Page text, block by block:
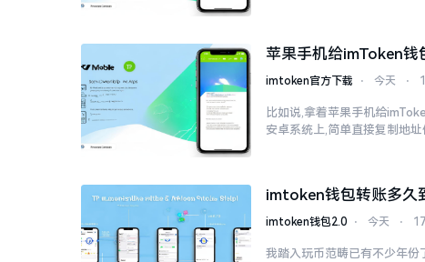
苹果手机给imToken
imtoken官方下载 ⋅ 今天 ⋅
比如说,拿着苹果手机给
安卓系统上,简单直接复制地
imtoken钱包转账多久
imtoken钱包2.0 ⋅ 今天 ⋅
我踏入玩币范畴已有不少年